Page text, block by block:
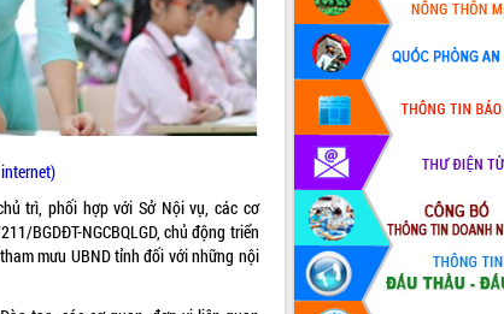
trì, phối hợp với Sở Nội vụ, các cơ
BGDĐT-NGCBQLGD, chủ động triển
mưu UBND tỉnh đối với những nội